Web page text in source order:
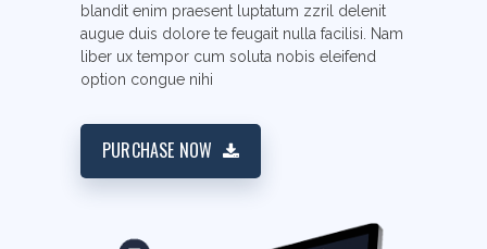
blandit enim praesent luptatum zzril delenit
augue duis dolore te feugait nulla facilisi. Nam
liber ux tempor cum soluta nobis eleifend
option congue nihi
PURCHASE NOW